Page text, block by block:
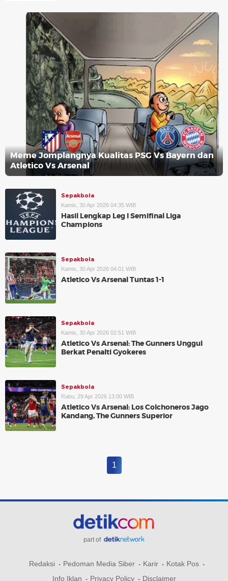
Meme Jomplangnya Kualitas PSG Vs Bayern dan
Atletico Vs Arsenal
Sepakbola
Kamis, 30 Apr 2026 04:35 WIB
Hasil Lengkap Leg I Semifinal Liga
Champions
Sepakbola
Kamis, 30 Apr 2026 04:01 WIB
Atletico Vs Arsenal Tuntas 1-1
Sepakbola
Kamis, 30 Apr 2026 02:51 WIB
Atletico Vs Arsenal: The Gunners Unggul
Berkat Penalti Gyokeres
Sepakbola
Rabu, 29 Apr 2026 13:00 WIB
Atletico Vs Arsenal: Los Colchoneros Jago
Kandang, The Gunners Superior
1
part of
Redaksi Pedoman Media Siber Karir
Kotak Pos
Info Iklan
Privacy Policy Disclaimer